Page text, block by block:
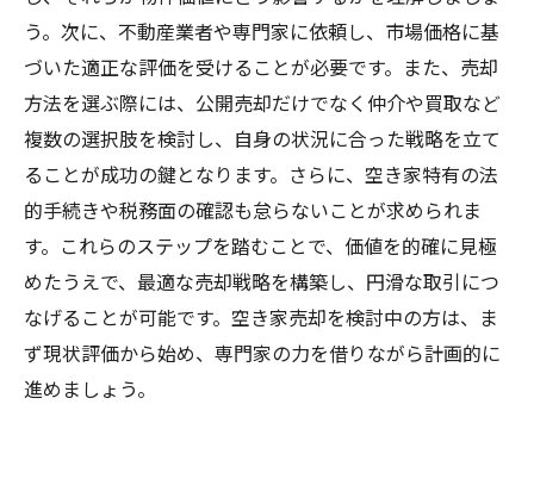
う。次に、不動産業者や専門家に依頼し、市場価格に基
づいた適正な評価を受けることが必要です。また、売却
方法を選ぶ際には、公開売却だけでなく仲介や買取など
複数の選択肢を検討し、自身の状況に合った戦略を立て
ることが成功の鍵となります。さらに、空き家特有の法
的手続きや税務面の確認も怠らないことが求められま
す。これらのステップを踏むことで、価値を的確に見極
めたうえで、最適な売却戦略を構築し、円滑な取引につ
なげることが可能です。空き家売却を検討中の方は、ま
ず現状評価から始め、専門家の力を借りながら計画的に
進めましょう。